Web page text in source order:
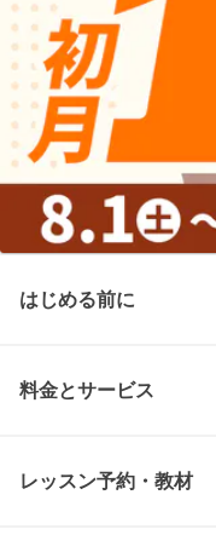
はじめる前に
料金とサービス
レッスン予約・教材